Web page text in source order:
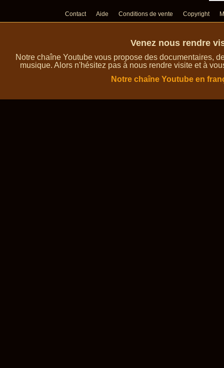
Contact Aide Conditions de vente Copyright
Venez nous rendre
Notre chaîne Youtube vous propose des documentaires,
musique. Alors n'hésitez pas à nous rendre visite et à
Notre chaîne Youtube en